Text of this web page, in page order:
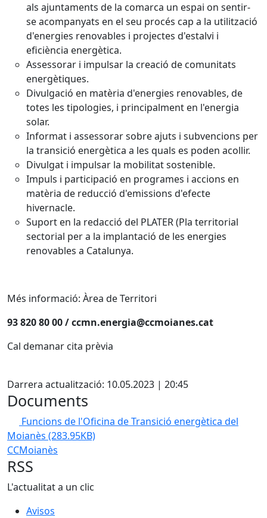
als ajuntaments de la comarca un espai on sentir-
se acompanyats en el seu procés cap a la utilització
d'energies renovables i projectes d'estalvi i
eficiència energètica.
Assessorar i impulsar la creació de comunitats
energètiques.
Divulgació en matèria d'energies renovables, de
totes les tipologies, i principalment en l'energia
solar.
Informat i assessorar sobre ajuts i subvencions per
la transició energètica a les quals es poden acollir.
Divulgat i impulsar la mobilitat sostenible.
Impuls i participació en programes i accions en
matèria de reducció d'emissions d'efecte
hivernacle.
Suport en la redacció del PLATER (Pla territorial
sectorial per a la implantació de les energies
renovables a Catalunya.
Més informació: Àrea de Territori
93 820 80 00 / ccmn.energia@ccmoianes.cat
Cal demanar cita prèvia
Darrera actualització: 10.05.2023 | 20:45
Documents
Funcions de l'Oficina de Transició energètica del
Moianès (283.95KB)
CCMoianès
RSS
L'actualitat a un clic
Avisos